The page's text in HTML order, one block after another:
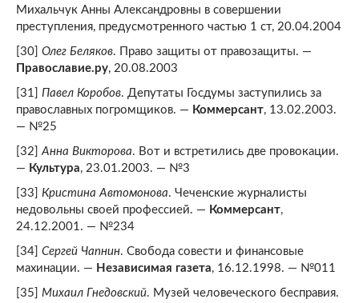
Михальчук Анны Александровны в совершении
преступления, предусмотренного частью 1 ст, 20.04.2004
[30] Олег Беляков. Право защиты от правозащиты. —
Православие.ру, 20.08.2003
[31] Павел Коробов. Депутаты Госдумы заступились за
православных погромщиков. — Коммерсант, 13.02.2003.
— №25
[32]Анна Викторова. Вот и встретились две провокации.
— Культура, 23.01.2003. — №3
[33] Кристина Автомонова. Чеченские журналисты
недовольны своей профессией. — Коммерсант,
24.12.2001. — №234
[34] Сергей Чапнин. Свобода совести и финансовые
махинации. — Независимая газета, 16.12.1998. — №011
[35] Михаил Гнедовский. Музей человеческого бесправия.